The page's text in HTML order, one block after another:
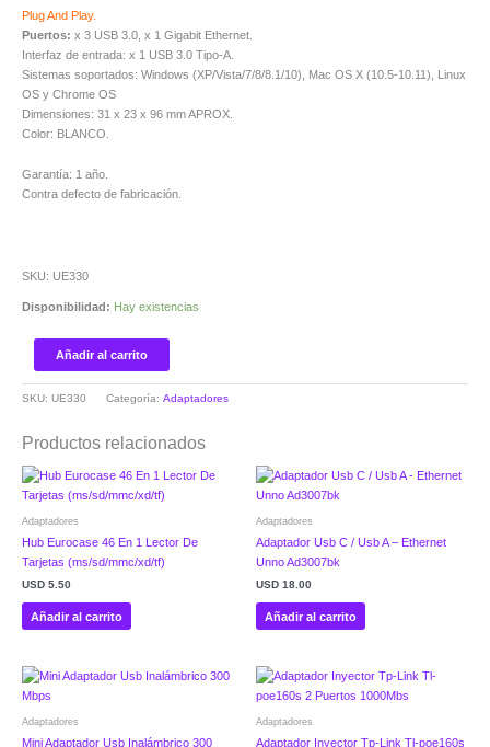
Plug And Play.
Puertos: x 3 USB 3.0, x 1 Gigabit Ethernet.
Interfaz de entrada: x 1 USB 3.0 Tipo-A.
Sistemas soportados: Windows (XP/Vista/7/8/8.1/10), Mac OS X (10.5-10.11), Linux
OS y Chrome OS
Dimensiones: 31 x 23 x 96 mm APROX.
Color: BLANCO.
Garantía: 1 año.
Contra defecto de fabricación.
SKU: UE330
Disponibilidad: Hay existencias
Añadir al carrito
SKU: UE330 Categoría: Adaptadores
Productos relacionados
Adaptadores
Hub Eurocase 46 En 1 Lector De
Tarjetas (ms/sd/mmc/xd/tf)
USD 5.50
Añadir al carrito
Adaptadores
Adaptador Usb C / Usb A – Ethernet
Unno Ad3007bk
USD 18.00
Añadir al carrito
Adaptadores
Mini Adaptador Usb Inalámbrico 300
Adaptadores
Adaptador Inyector Tp-Link Tl-poe160s